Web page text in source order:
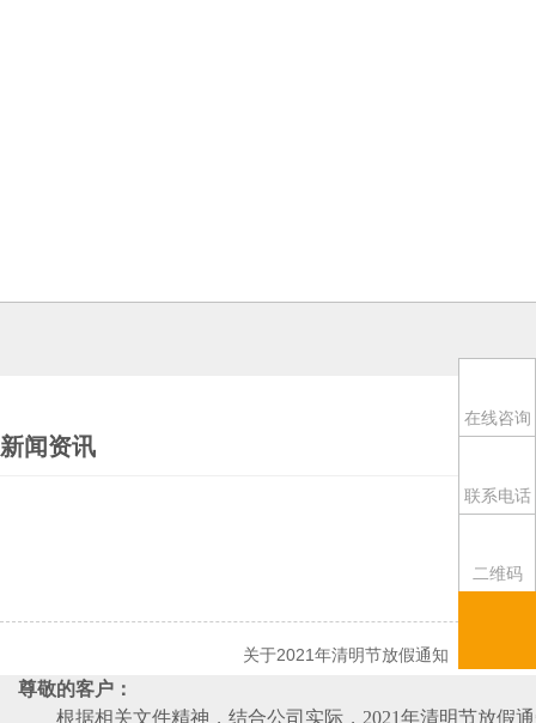
新闻资讯
关于2021年清明节放假通知
尊敬的客户：
根据相关文件精神，结合公司实际，2021年清明节放假通
在线咨询
联系电话
二维码